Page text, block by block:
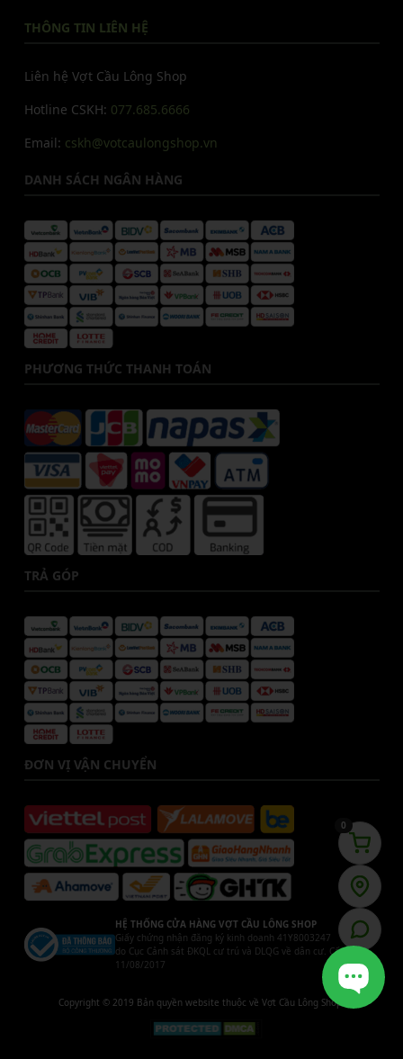
THÔNG TIN LIÊN HỆ
Liên hệ Vợt Cầu Lông Shop
Hotline CSKH: 077.685.6666
Email: cskh@votcaulongshop.vn
DANH SÁCH NGÂN HÀNG
PHƯƠNG THỨC THANH TOÁN
TRẢ GÓP
ĐƠN VỊ VẬN CHUYỂN
HỆ THỐNG CỬA HÀNG VỢT CẦU LÔNG SHOP
Giấy chứng nhận đăng ký kinh doanh 41Y8003247
do Cục Cảnh sát ĐKQL cư trú và DLQG về dân cư. Cấp ngày
11/08/2017
Copyright © 2019 Bản quyền website thuộc về Vợt Cầu Lông Shop.
0